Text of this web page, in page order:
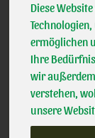
Diese
ermöglichen
Ihre
wir
verstehen,
unsere
Linsen Aufstrich
Allos
100% kbA
DE-ÖKO